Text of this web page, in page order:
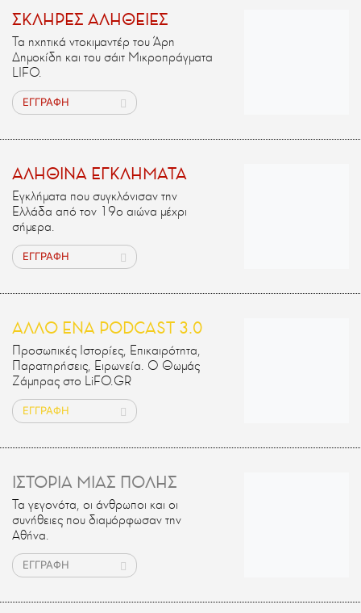
ΣΚΛΗΡΕΣ ΑΛΗΘΕΙΕΣ
Τα ηχητικά ντοκιμαντέρ του Άρη
Δημοκίδη και του σάιτ Μικροπράγματα
LIFO.
ΕΓΓΡΑΦΗ
ΑΛΗΘΙΝΑ ΕΓΚΛΗΜΑΤΑ
Εγκλήματα που συγκλόνισαν την
Ελλάδα από τον 19ο αιώνα μέχρι
σήμερα.
ΕΓΓΡΑΦΗ
ΑΛΛΟ ΕΝΑ PODCAST 3.0
Προσωπικές Ιστορίες, Επικαιρότητα,
Παρατηρήσεις, Ειρωνεία. Ο Θωμάς
Ζάμπρας στο LiFO.GR
ΕΓΓΡΑΦΗ
ΙΣΤΟΡΙΑ ΜΙΑΣ ΠΟΛΗΣ
Τα γεγονότα, οι άνθρωποι και οι
συνήθειες που διαμόρφωσαν την
Αθήνα.
ΕΓΓΡΑΦΗ